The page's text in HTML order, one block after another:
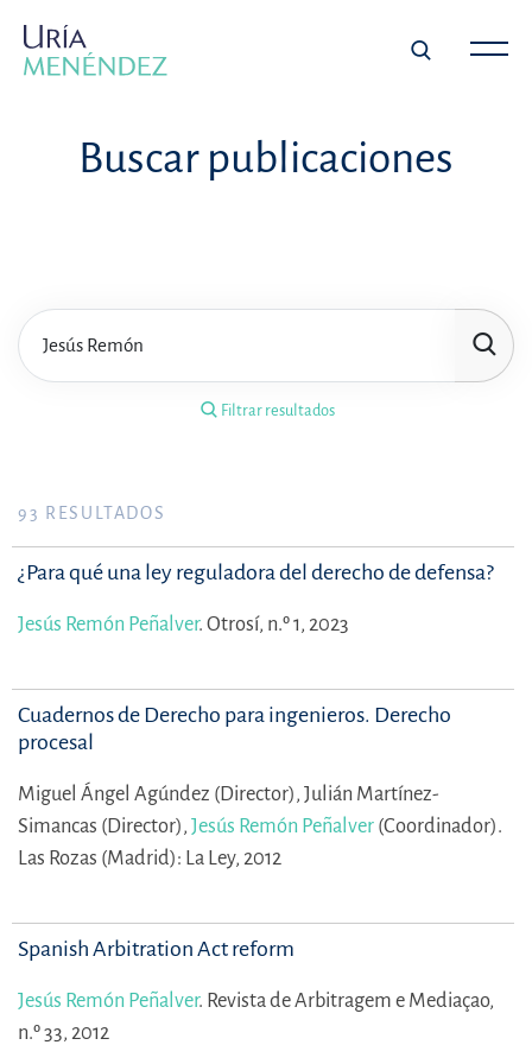
Buscar publicaciones
Filtrar resultados
Filtrar resultados ×
Área de práctica
93 RESULTADOS
¿Para qué una ley reguladora del derecho de defensa?
Jesús Remón Peñalver. Otrosí, n.º 1, 2023
Cuadernos de Derecho para ingenieros. Derecho
procesal
Miguel Ángel Agúndez (Director), Julián Martínez-
Simancas (Director), Jesús Remón Peñalver (Coordinador).
Las Rozas (Madrid): La Ley, 2012
Spanish Arbitration Act reform
Jesús Remón Peñalver. Revista de Arbitragem e Mediaçao,
n.º 33, 2012